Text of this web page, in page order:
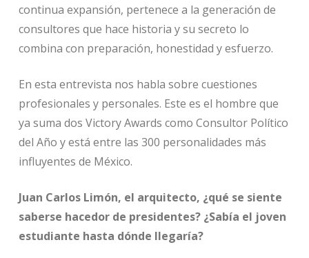
continua expansión, pertenece a la generación de
consultores que hace historia y su secreto lo
combina con preparación, honestidad y esfuerzo.
En esta entrevista nos habla sobre cuestiones
profesionales y personales. Este es el hombre que
ya suma dos Victory Awards como Consultor Político
del Año y está entre las 300 personalidades más
influyentes de México.
Juan Carlos Limón, el arquitecto, ¿qué se siente
saberse hacedor de presidentes? ¿Sabía el joven
estudiante hasta dónde llegaría?